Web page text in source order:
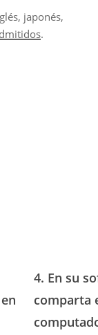
japonés,
.
4. En su
comparta